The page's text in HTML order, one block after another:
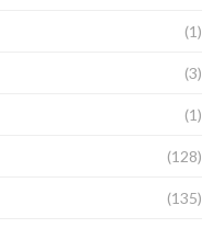
(1)
(3)
(1)
(128)
(135)